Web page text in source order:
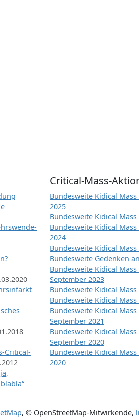
Critical-
Critical-Mass-
Bundesweite Kidical
2025
Bundesweite Kidical
Bundesweite Kidical
2024
Bundesweite Kidical
Bundesweite Gedenken
Bundesweite Kidical Mass
September 2023
Bundesweite Kidical
Bundesweite Kidical
Bundesweite Kidical Mass
September 2021
Bundesweite Kidical Mass
September 2020
Bundesweite Kidical
2020
, © OpenStreetMap-Mitwirkende,